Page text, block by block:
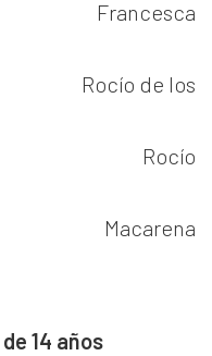
de los
Rocío
14 años